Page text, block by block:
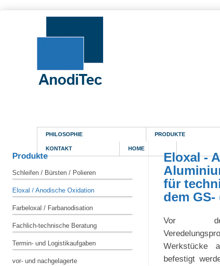
PHILOSOPHIE PRODUKTE
KONTAKT HOME
Produkte
Schleifen / Bürsten / Polieren
Eloxal / Anodische Oxidation
Farbeloxal / Farbanodisation
Fachlich-technische Beratung
Termin- und Logistikaufgaben
vor- und nachgelagerte
Eloxal -
für
dem
Vor
Werkstücke
befestigt